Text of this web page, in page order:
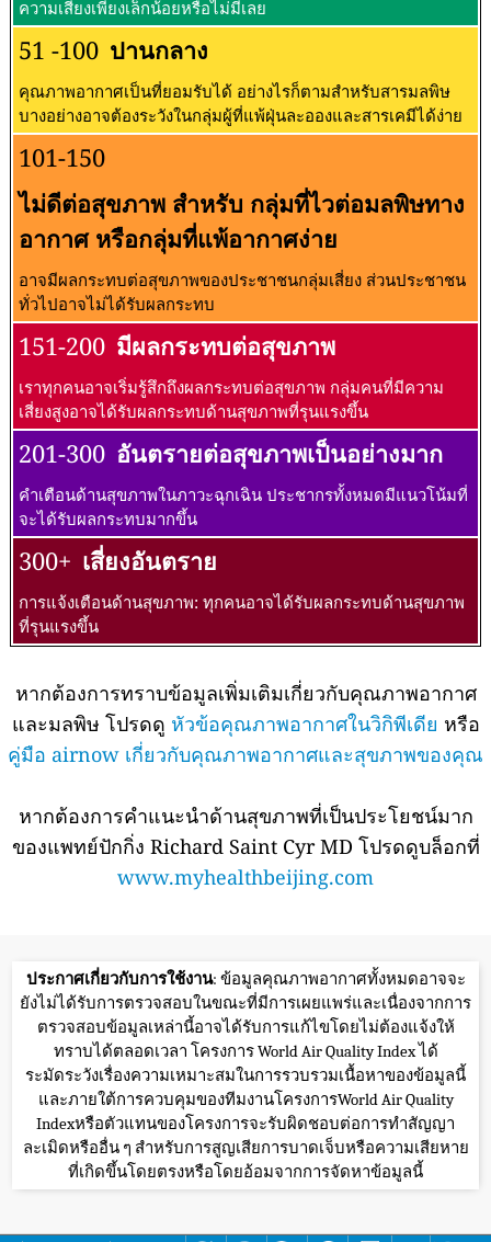
ความเสี่ยงเพียงเล็กน้อยหรือไม่มีเลย
51 -100 ปานกลาง
คุณภาพอากาศเป็นที่ยอมรับได้ อย่างไรก็ตามสำหรับสารมลพิษ
บางอย่างอาจต้องระวังในกลุ่มผู้ที่แพ้ฝุ่นละอองและสารเคมีได้ง่าย
101-150
ไม่ดีต่อสุขภาพ สำหรับ กลุ่มที่ไวต่อมลพิษทาง
อากาศ หรือกลุ่มที่แพ้อากาศง่าย
อาจมีผลกระทบต่อสุขภาพของประชาชนกลุ่มเสี่ยง ส่วนประชาชน
ทั่วไปอาจไม่ได้รับผลกระทบ
151-200 มีผลกระทบต่อสุขภาพ
เราทุกคนอาจเริ่มรู้สึกถึงผลกระทบต่อสุขภาพ กลุ่มคนที่มีความ
เสี่ยงสูงอาจได้รับผลกระทบด้านสุขภาพที่รุนแรงขึ้น
201-300 อันตรายต่อสุขภาพเป็นอย่างมาก
คำเตือนด้านสุขภาพในภาวะฉุกเฉิน ประชากรทั้งหมดมีแนวโน้มที่
จะได้รับผลกระทบมากขึ้น
300+ เสี่ยงอันตราย
การแจ้งเตือนด้านสุขภาพ: ทุกคนอาจได้รับผลกระทบด้านสุขภาพ
ที่รุนแรงขึ้น
หากต้องการทราบข้อมูลเพิ่มเติมเกี่ยวกับคุณภาพอากาศ
และมลพิษ โปรดดู หัวข้อคุณภาพอากาศในวิกิพีเดีย หรือ
คู่มือ airnow เกี่ยวกับคุณภาพอากาศและสุขภาพของคุณ
หากต้องการคำแนะนำด้านสุขภาพที่เป็นประโยชน์มาก
ของแพทย์ปักกิ่ง Richard Saint Cyr MD โปรดดูบล็อกที่
www.myhealthbeijing.com
ประกาศเกี่ยวกับการใช้งาน: ข้อมูลคุณภาพอากาศทั้งหมดอาจจะ
ยังไม่ได้รับการตรวจสอบในขณะที่มีการเผยแพร่และเนื่องจากการ
ตรวจสอบข้อมูลเหล่านี้อาจได้รับการแก้ไขโดยไม่ต้องแจ้งให้
ทราบได้ตลอดเวลา โครงการ World Air Quality Index ได้
ระมัดระวังเรื่องความเหมาะสมในการรวบรวมเนื้อหาของข้อมูลนี้
และภายใต้การควบคุมของทีมงานโครงการWorld Air Quality
Indexหรือตัวแทนของโครงการจะรับผิดชอบต่อการทำสัญญา
ละเมิดหรืออื่น ๆ สำหรับการสูญเสียการบาดเจ็บหรือความเสียหาย
ที่เกิดขึ้นโดยตรงหรือโดยอ้อมจากการจัดหาข้อมูลนี้